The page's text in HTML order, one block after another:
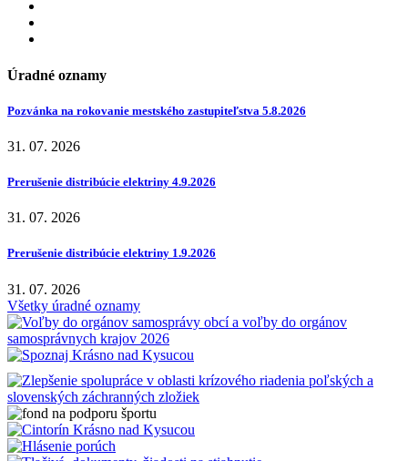
Úradné oznamy
Pozvánka na rokovanie mestského zastupiteľstva 5.8.2026
31. 07. 2026
Prerušenie distribúcie elektriny 4.9.2026
31. 07. 2026
Prerušenie distribúcie elektriny 1.9.2026
31. 07. 2026
Všetky úradné oznamy